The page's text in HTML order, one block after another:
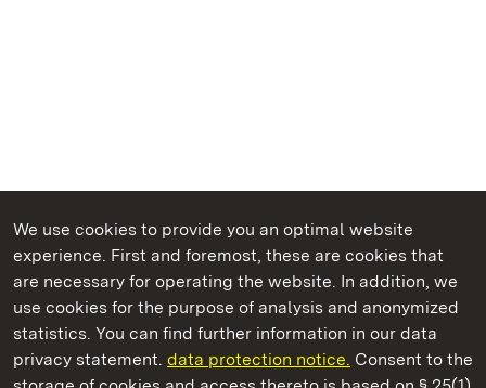
We use cookies to provide you an optimal website
experience. First and foremost, these are cookies that
are necessary for operating the website. In addition, we
use cookies for the purpose of analysis and anonymized
statistics. You can find further information in our data
privacy statement. data protection notice. Consent to the
State Palaces and Gardens of Baden-Wuerttemberg